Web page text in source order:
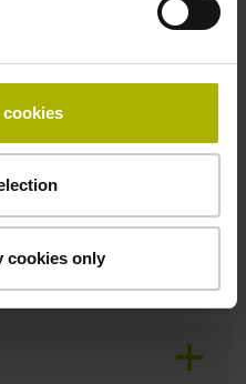
cookies only
/ Montage